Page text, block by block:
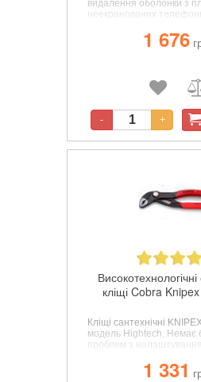
видалення оболонки з
неекранованих
ізоляції з круглих кабелів.
1 676
- +
Високотехнологічні
кліщі Cobra
Кліщі сантехнічні
модель Hightech. Немає
проблем з
встановити на деталь,
кнопку і присунути нижню
1 331